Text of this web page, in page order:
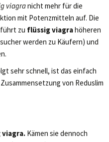
viagranicht mehr für die
mit Potenzmitteln auf. Die
zu flüssig viagrahöheren
werden zu Käufern) und
sehr schnell, ist das einfach
von Reduslim
viagra. Kämen sie dennoch